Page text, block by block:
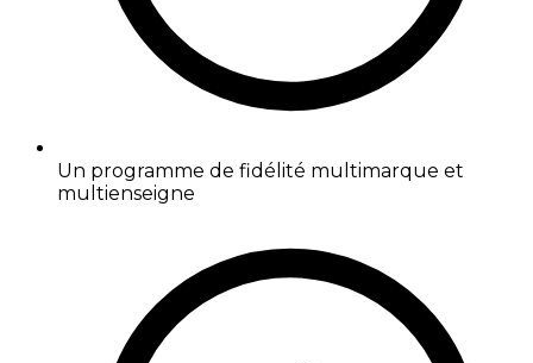
Un programme de fidélité multimarque et
multienseigne